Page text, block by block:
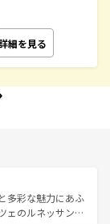
細を見る
多彩な魅力にあふ
ェのルネッサンス